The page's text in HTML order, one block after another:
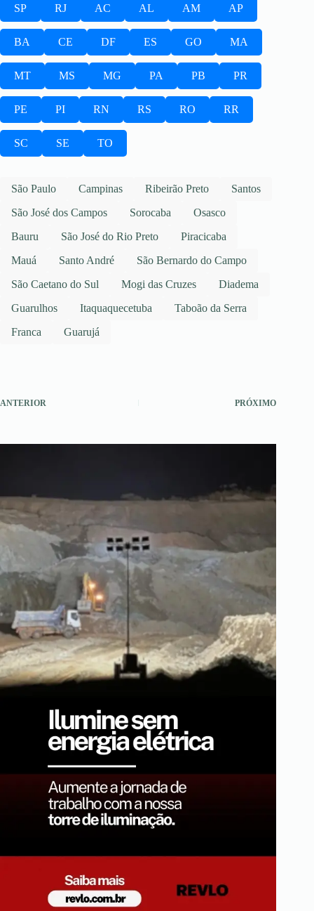
SP RJ AC AL AM AP
BA CE DF ES GO MA
MT MS MG PA PB PR
PE PI RN RS RO RR
SC SE TO
São Paulo Campinas Ribeirão Preto
Santos
São José dos Campos
Sorocaba
Osasco
Bauru
São José do Rio Preto
Piracicaba
Mauá
Santo André
São Bernardo do Campo
São Caetano do Sul
Mogi das Cruzes
Diadema
Guarulhos
Itaquaquecetuba
Taboão da Serra
Franca
Guarujá
ANTERIOR PRÓXIMO